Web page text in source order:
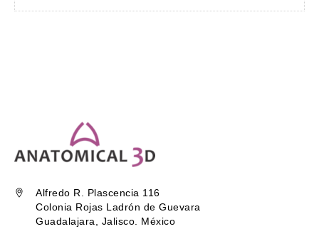
Alfredo R. Plascencia 116
Colonia Rojas Ladrón de Guevara
Guadalajara, Jalisco. México